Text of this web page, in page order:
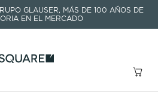
GLAUSER, MÁS DE 100 AÑOS DE
EN EL MERCADO